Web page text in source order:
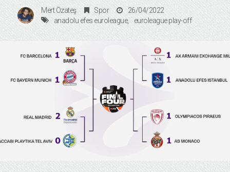
Mert Özateş Spor
26/04/2022
anadolu efes euroleague
euroleague play-off